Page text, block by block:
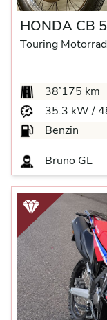
HONDA CB
Touring Motorrad
38’175 km
35.3 kW /
Benzin
Bruno GL